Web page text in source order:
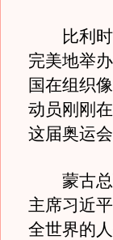
比利时
完美地举
国在组织
动员刚刚
这届奥运
蒙古总
主席习近
全世界的